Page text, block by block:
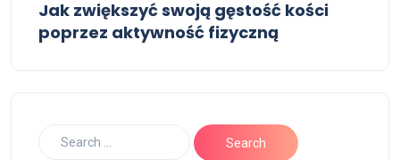
Jak zwiększyć swoją gęstość kości
poprzez aktywność fizyczną